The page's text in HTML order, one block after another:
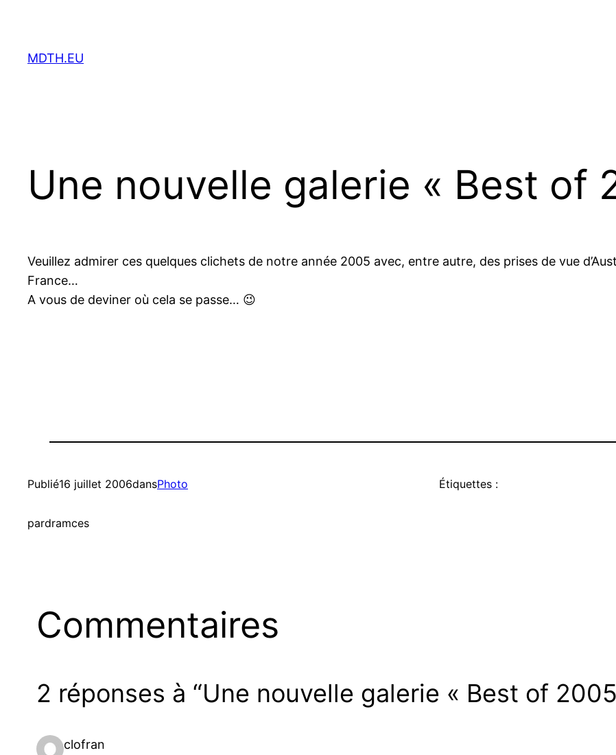
contenu
MDTH.EU
Une nouvelle galerie « Best of
Veuillez admirer ces quelques clichets de notre année 2005 avec, entre autre, des prises de vue
France…
A vous de deviner où cela se passe… 😉
Publié16 juillet 2006dansPhoto
pardramces
Étiquettes :
Commentaires
2 réponses à “Une nouvelle galerie « Best of
clofran